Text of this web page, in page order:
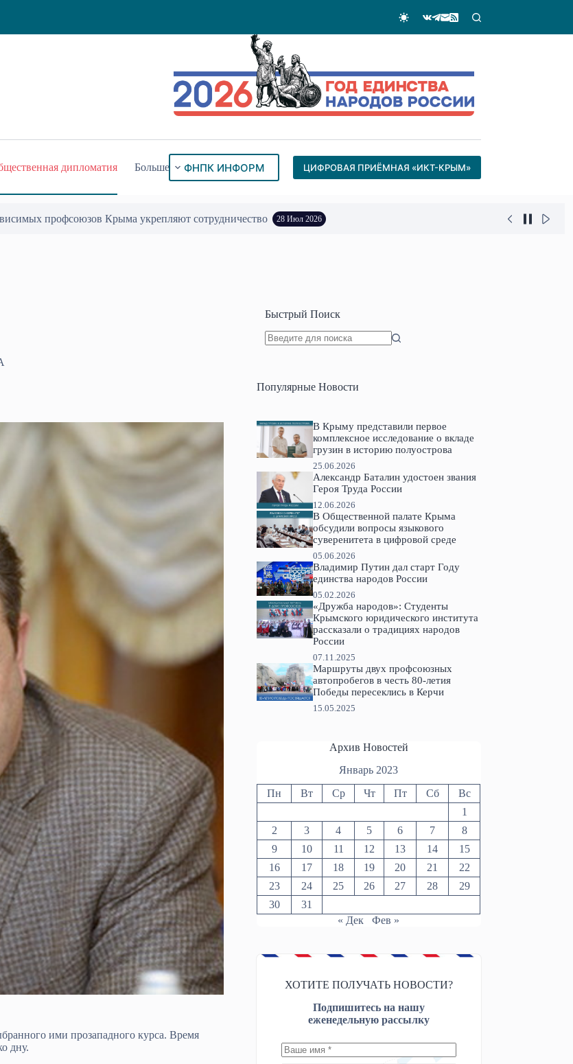
дипломатия Больше ФНПК ИНФОРМ ЦИФРОВАЯ ПРИЁМНАЯ «ИКТ-КРЫМ»
профсоюзов Крыма укрепляют сотрудничество 28 Июл 2026
ими прозападного курса. Время
дну.
Быстрый Поиск
Популярные Новости
В Крыму представили первое
комплексное исследование о вкладе
грузин в историю полуострова
25.06.2026
Александр Баталин удостоен звания
Героя Труда России
12.06.2026
В Общественной палате Крыма
обсудили вопросы языкового
суверенитета в цифровой среде
05.06.2026
Владимир Путин дал старт Году
единства народов России
05.02.2026
«Дружба народов»: Студенты
Крымского юридического института
рассказали о традициях народов
России
07.11.2025
Маршруты двух профсоюзных
автопробегов в честь 80-летия
Победы пересеклись в Керчи
15.05.2025
Архив Новостей
Январь 2023
Пн Вт Ср Чт Пт Сб
Вс
1
2
3 4 5 6 7
8
9
10 11 12 13 14
15
16
17 18 19 20 21
22
23
24 25 26 27 28
29
30
31
« Дек
Фев »
ХОТИТЕ ПОЛУЧАТЬ НОВОСТИ?
Подпишитесь на нашу
еженедельную рассылку